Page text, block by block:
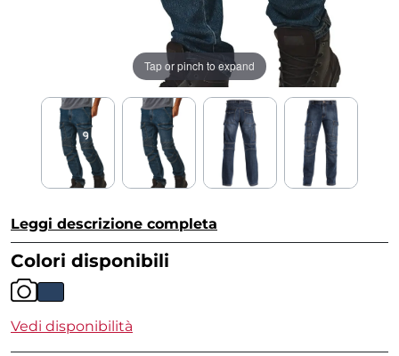
Tap or pinch to expand
Leggi descrizione completa
Colori disponibili
Vedi disponibilità